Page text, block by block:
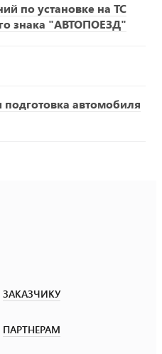
по установке на ТС
знака "АВТОПОЕЗД"
автомобиля
ЗАКАЗЧИКУ
ПАРТНЕРАМ